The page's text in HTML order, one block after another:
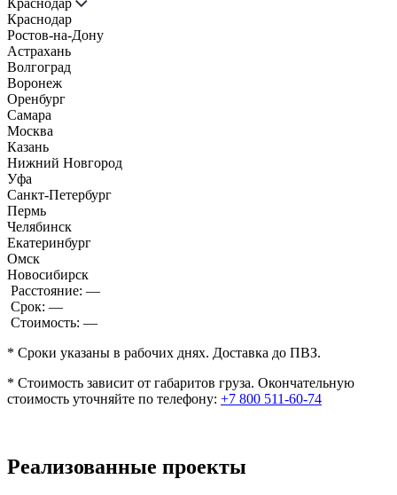
Краснодар
Ростов-на-Дону
Астрахань
Волгоград
Воронеж
Оренбург
Самара
Москва
Казань
Нижний Новгород
Уфа
Санкт-Петербург
Пермь
Челябинск
Екатеринбург
Омск
Новосибирск
Расстояние: —
Срок: —
Стоимость: —
* Сроки указаны в рабочих днях. Доставка до ПВЗ.
* Стоимость зависит от габаритов груза. Окончательную
стоимость уточняйте по телефону: +7 800 511-60-74
Реализованные проекты